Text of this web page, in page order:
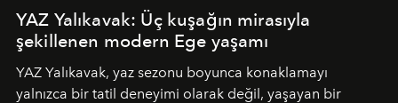
YAZ Yalıkavak: Üç kuşağın mirasıyla
şekillenen modern Ege yaşamı
YAZ Yalıkavak, yaz sezonu boyunca konaklamayı
yalnızca bir tatil deneyimi olarak değil, yaşayan bir